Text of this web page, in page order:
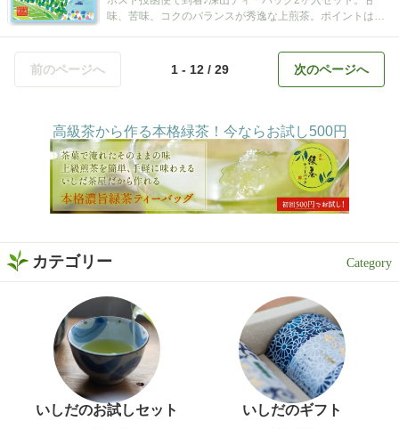
味、苦味、コクのバランスが秀逸な上煎茶。ポイントは空
前のページへ 1 - 12 / 29 次のページへ
高級茶から作る本格緑茶！今ならお試し500円
カテゴリー
いしだのお試しセット いしだのギフト